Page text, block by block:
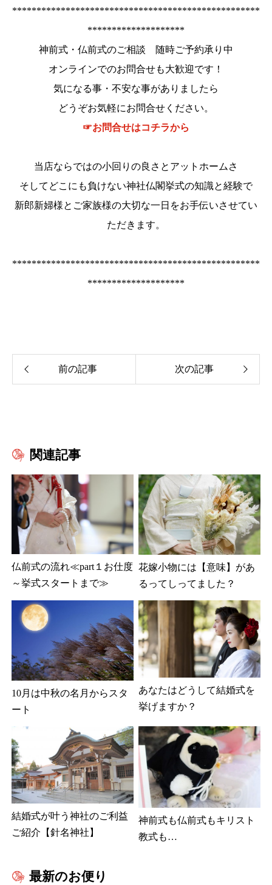
***************************************************
********************
神前式・仏前式のご相談 随時ご予約承り中
オンラインでのお問合せも大歓迎です！
気になる事・不安な事がありましたら
どうぞお気軽にお問合せください。
☞お問合せはコチラから
当店ならではの小回りの良さとアットホームさ
そしてどこにも負けない神社仏閣挙式の知識と経験で
新郎新婦様とご家族様の大切な一日をお手伝いさせてい
ただきます。
***************************************************
********************
関連記事
仏前式の流れ≪part１お仕度
～挙式スタートまで≫
花嫁小物には【意味】があ
るってしってました？
10月は中秋の名月からスタ
ート
あなたはどうして結婚式を
挙げますか？
結婚式が叶う神社のご利益
ご紹介【針名神社】
神前式も仏前式もキリスト
教式も…
最新のお便り